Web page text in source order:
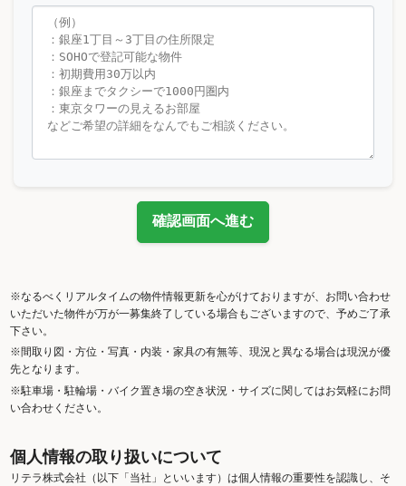
確認画面へ進む
※なるべくリアルタイムの物件情報更新を心がけておりますが、お問い合わせ
いただいた物件が万が一募集終了している場合もございますので、予めご了承
下さい。
※間取り図・方位・写真・内装・家具の有無等、現況と異なる場合は現況が優
先となります。
※駐車場・駐輪場・バイク置き場の空き状況・サイズに関してはお気軽にお問
い合わせください。
個人情報の取り扱いについて
リテラ株式会社（以下「当社」といいます）は個人情報の重要性を認識し、そ